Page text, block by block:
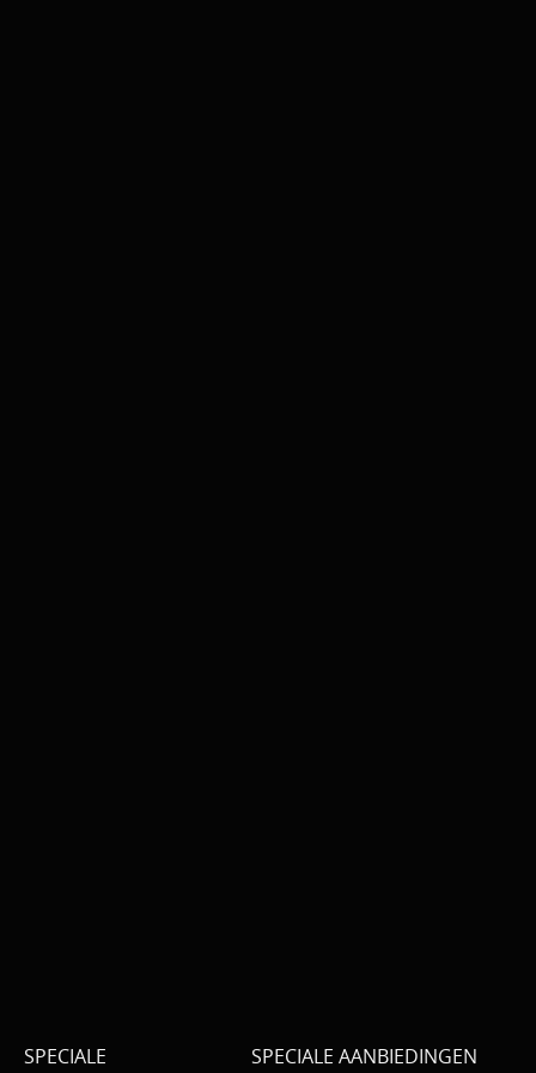
SPECIALE SPECIALE AANBIEDINGEN